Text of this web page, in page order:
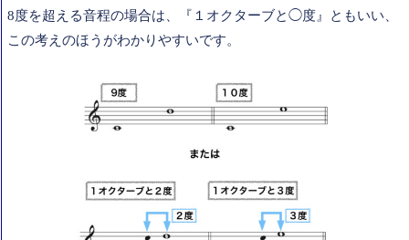
8度を超える音程の場合は、『１オクターブと◯度』ともいい、
この考えのほうがわかりやすいです。